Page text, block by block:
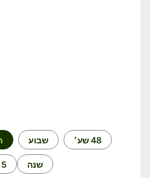
48 שע׳ שבוע
שנה 5 שנים